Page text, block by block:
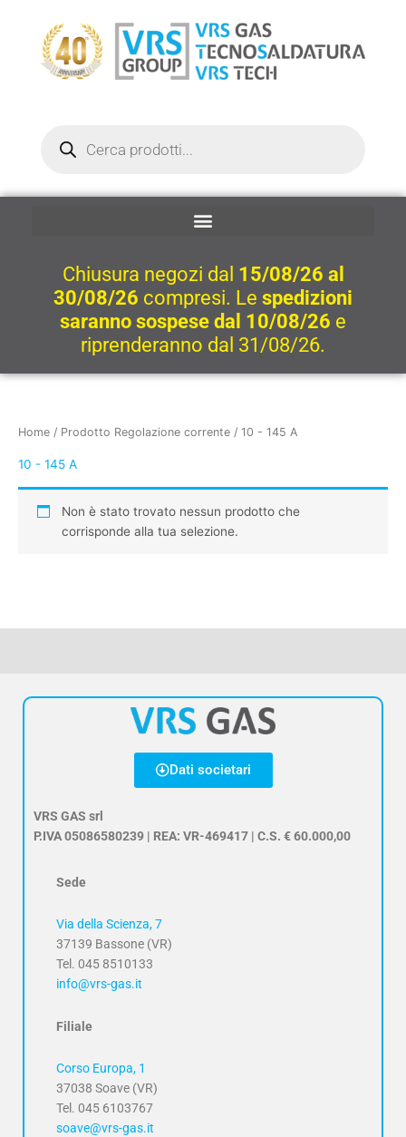
contenuto
Chiusura negozi dal 15/08/26 al
30/08/26 compresi. Le spedizioni
saranno sospese dal 10/08/26 e
riprenderanno dal 31/08/26.
Home / Prodotto Regolazione corrente / 10 - 145 A
10 - 145 A
Non è stato trovato nessun prodotto che
corrisponde alla tua selezione.
Dati societari
VRS GAS srl
P.IVA 05086580239 | REA: VR-469417 | C.S. € 60.000,00
Sede
Via della Scienza, 7
37139 Bassone (VR)
Tel. 045 8510133
info@vrs-gas.it
Filiale
Corso Europa, 1
37038 Soave (VR)
Tel. 045 6103767
soave@vrs-gas.it